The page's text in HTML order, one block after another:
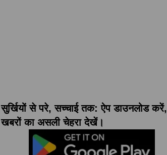
सुर्खियों से परे, सच्चाई तक: ऐप डाउनलोड करें,
खबरों का असली चेहरा देखें।